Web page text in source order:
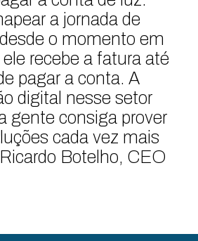
a jornada de
o momento em
recebe a fatura até
pagar a conta. A
digital nesse setor
gente consiga prover
cada vez mais
Botelho, CEO